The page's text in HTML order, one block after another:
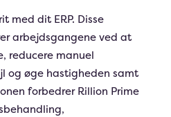
med dit ERP. Disse
arbejdsgangene ved at
reducere manuel
og øge hastigheden samt
forbedrer Rillion Prime